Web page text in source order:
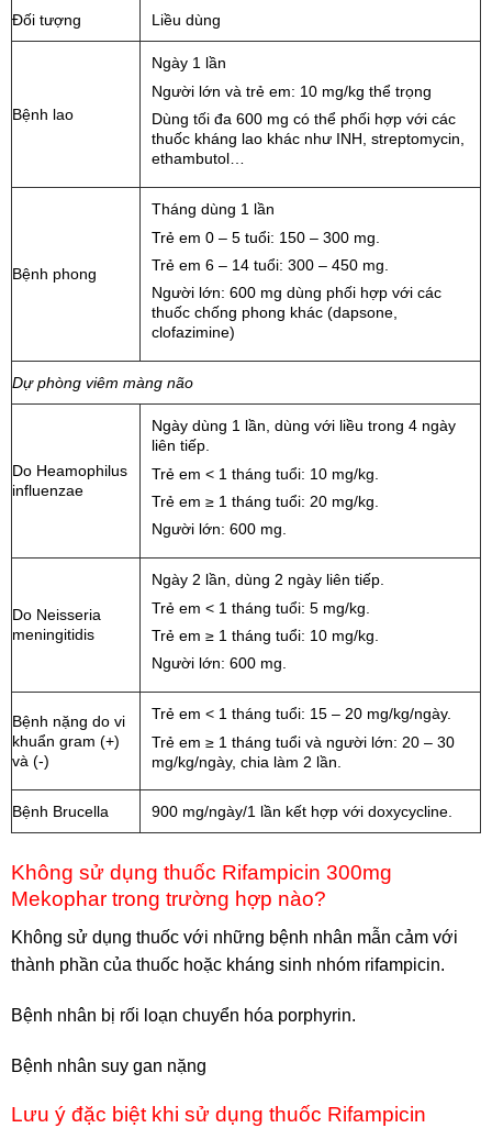
Đối tượng Liều dùng
Bệnh lao
Ngày 1 lần
Người lớn và trẻ em: 10 mg/kg thể trọng
Dùng tối đa 600 mg có thể phối hợp với các
thuốc kháng lao khác như INH, streptomycin,
ethambutol…
Bệnh phong
Tháng dùng 1 lần
Trẻ em 0 – 5 tuổi: 150 – 300 mg.
Trẻ em 6 – 14 tuổi: 300 – 450 mg.
Người lớn: 600 mg dùng phối hợp với các
thuốc chống phong khác (dapsone,
clofazimine)
Dự phòng viêm màng não
Do Heamophilus
influenzae
Ngày dùng 1 lần, dùng với liều trong 4 ngày
liên tiếp.
Trẻ em < 1 tháng tuổi: 10 mg/kg.
Trẻ em ≥ 1 tháng tuổi: 20 mg/kg.
Người lớn: 600 mg.
Do Neisseria
meningitidis
Ngày 2 lần, dùng 2 ngày liên tiếp.
Trẻ em < 1 tháng tuổi: 5 mg/kg.
Trẻ em ≥ 1 tháng tuổi: 10 mg/kg.
Người lớn: 600 mg.
Bệnh nặng do vi
khuẩn gram (+)
và (-)
Trẻ em < 1 tháng tuổi: 15 – 20 mg/kg/ngày.
Trẻ em ≥ 1 tháng tuổi và người lớn: 20 – 30
mg/kg/ngày, chia làm 2 lần.
Bệnh Brucella 900 mg/ngày/1 lần kết hợp với doxycycline.
Không sử dụng thuốc Rifampicin 300mg
Mekophar trong trường hợp nào?
Không sử dụng thuốc với những bệnh nhân mẫn cảm với
thành phần của thuốc hoặc kháng sinh nhóm rifampicin.
Bệnh nhân bị rối loạn chuyển hóa porphyrin.
Bệnh nhân suy gan nặng
Lưu ý đặc biệt khi sử dụng thuốc Rifampicin